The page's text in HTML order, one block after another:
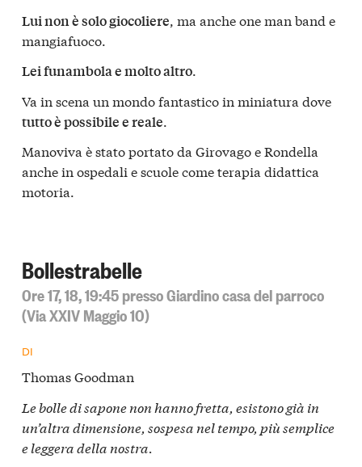
Lui non è solo giocoliere, ma anche one man band e
mangiafuoco.
Lei funambola e molto altro.
Va in scena un mondo fantastico in miniatura dove
tutto è possibile e reale.
Manoviva è stato portato da Girovago e Rondella
anche in ospedali e scuole come terapia didattica
motoria.
Bollestrabelle
Ore 17, 18, 19:45 presso Giardino casa del parroco
(Via XXIV Maggio 10)
DI
Thomas Goodman
Le bolle di sapone non hanno fretta, esistono già in
un’altra dimensione, sospesa nel tempo, più semplice
e leggera della nostra.